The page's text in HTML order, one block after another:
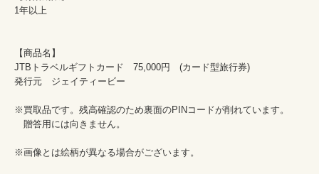
1年以上
【商品名】
JTBトラベルギフトカード　75,000円　(カード型旅行券)
発行元　ジェイティービー
※買取品です。残高確認のため裏面のPINコードが削れています。
贈答用には向きません。
※画像とは絵柄が異なる場合がございます。